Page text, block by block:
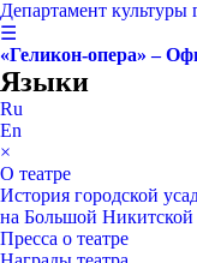
Департамент
☰
«Геликон-опера» –
Языки
Ru
En
×
О театре
История городской
на Большой Никитской
Пресса о театре